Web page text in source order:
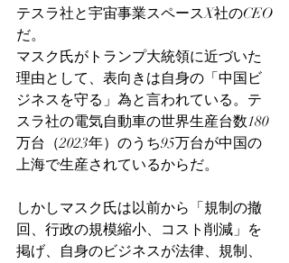
テスラ社と宇宙事業スペースX社のCEO
だ。
マスク氏がトランプ大統領に近づいた
理由として、表向きは自身の「中国ビ
ジネスを守る」為と言われている。テ
スラ社の電気自動車の世界生産台数180
万台（2023年）のうち95万台が中国の
上海で生産されているからだ。
しかしマスク氏は以前から「規制の撤
回、行政の規模縮小、コスト削減」を
掲げ、自身のビジネスが法律、規制、